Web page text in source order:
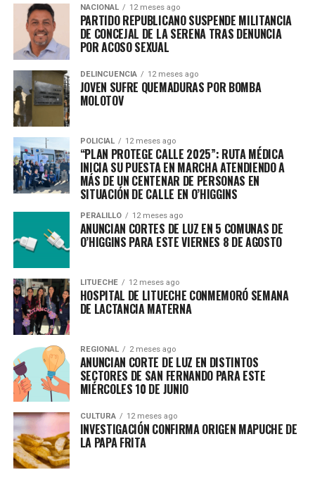
NACIONAL 12 meses ago
PARTIDO REPUBLICANO SUSPENDE MILITANCIA
DE CONCEJAL DE LA SERENA TRAS DENUNCIA
POR ACOSO SEXUAL
DELINCUENCIA 12 meses ago
JOVEN SUFRE QUEMADURAS POR BOMBA
MOLOTOV
POLICIAL 12 meses ago
“PLAN PROTEGE CALLE 2025”: RUTA MÉDICA
INICIA SU PUESTA EN MARCHA ATENDIENDO A
MÁS DE UN CENTENAR DE PERSONAS EN
SITUACIÓN DE CALLE EN O’HIGGINS
PERALILLO 12 meses ago
ANUNCIAN CORTES DE LUZ EN 5 COMUNAS DE
O’HIGGINS PARA ESTE VIERNES 8 DE AGOSTO
LITUECHE 12 meses ago
HOSPITAL DE LITUECHE CONMEMORÓ SEMANA
DE LACTANCIA MATERNA
REGIONAL 2 meses ago
ANUNCIAN CORTE DE LUZ EN DISTINTOS
SECTORES DE SAN FERNANDO PARA ESTE
MIÉRCOLES 10 DE JUNIO
CULTURA 12 meses ago
INVESTIGACIÓN CONFIRMA ORIGEN MAPUCHE DE
LA PAPA FRITA